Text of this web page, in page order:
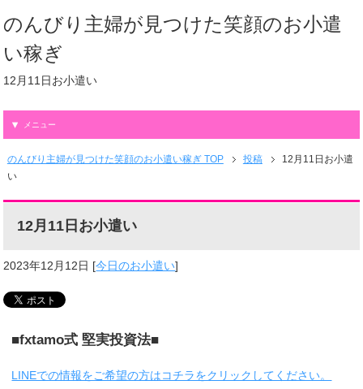
のんびり主婦が見つけた笑顔のお小遣
い稼ぎ
12月11日お小遣い
メニュー
のんびり主婦が見つけた笑顔のお小遣い稼ぎ TOP 投稿
12月11日お小遣
い
12月11日お小遣い
2023年12月12日 [今日のお小遣い]
■fxtamo式 堅実投資法■
LINEでの情報をご希望の方はコチラをクリックしてください。